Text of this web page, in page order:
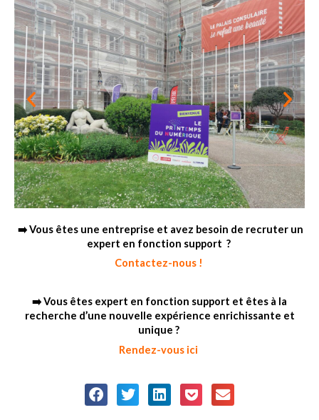
➡️ Vous êtes une entreprise et avez besoin de recruter un
expert en fonction support ?
Contactez-nous !
➡️ Vous êtes expert en fonction support et êtes à la
recherche d’une nouvelle expérience enrichissante et
unique ?
Rendez-vous ici